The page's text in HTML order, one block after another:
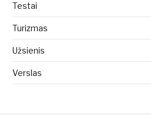
Testai
Turizmas
Užsienis
Verslas